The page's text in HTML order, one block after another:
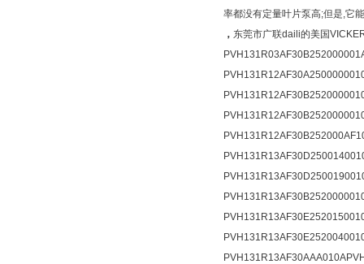
率都没有定量叶片泵高;但是,它
， 东莞市广联daili的美国